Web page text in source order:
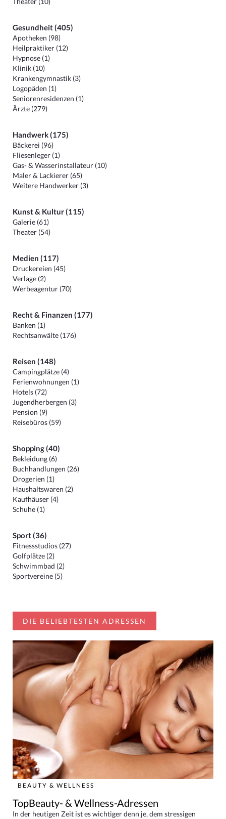
Gesundheit (405)
Apotheken (98)
Heilpraktiker (12)
Hypnose (1)
Klinik (10)
Krankengymnastik (3)
Logopäden (1)
Seniorenresidenzen (1)
Ärzte (279)
Handwerk (175)
Bäckerei (96)
Fliesenleger (1)
Gas- & Wasserinstallateur (10)
Maler & Lackierer (65)
Weitere Handwerker (3)
Kunst & Kultur (115)
Galerie (61)
Theater (54)
Medien (117)
Druckereien (45)
Verlage (2)
Werbeagentur (70)
Recht & Finanzen (177)
Banken (1)
Rechtsanwälte (176)
Reisen (148)
Campingplätze (4)
Ferienwohnungen (1)
Hotels (72)
Jugendherbergen (3)
Pension (9)
Reisebüros (59)
Shopping (40)
Bekleidung (6)
Buchhandlungen (26)
Drogerien (1)
Haushaltswaren (2)
Kaufhäuser (4)
Schuhe (1)
Sport (36)
Fitnessstudios (27)
Golfplätze (2)
Schwimmbad (2)
Sportvereine (5)
DIE BELIEBTESTEN ADRESSEN
BEAUTY & WELLNESS
TopBeauty- & Wellness-Adressen
In der heutigen Zeit ist es wichtiger denn je, dem stressigen